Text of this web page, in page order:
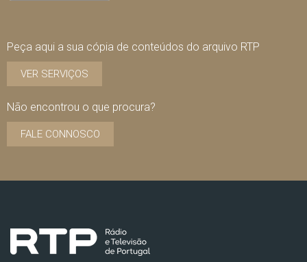
Peça aqui a sua cópia de conteúdos do arquivo RTP
VER SERVIÇOS
Não encontrou o que procura?
FALE CONNOSCO